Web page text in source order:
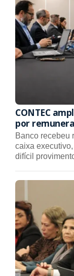
CONTEC
por
Banco recebeu
caixa
difícil